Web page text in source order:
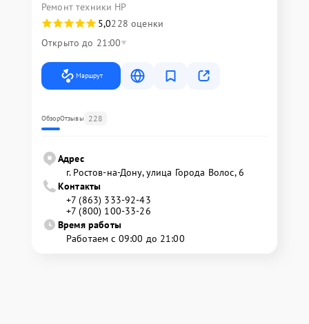
Ремонт техники HP
5,0228 оценки
Открыто до 21:00
Маршрут
ОбзорОтзывы 228
Адрес
г. Ростов-на-Дону, улица Города Волос, 6
Контакты
+7 (863) 333-92-43
+7 (800) 100-33-26
Время работы
Работаем с 09:00 до 21:00